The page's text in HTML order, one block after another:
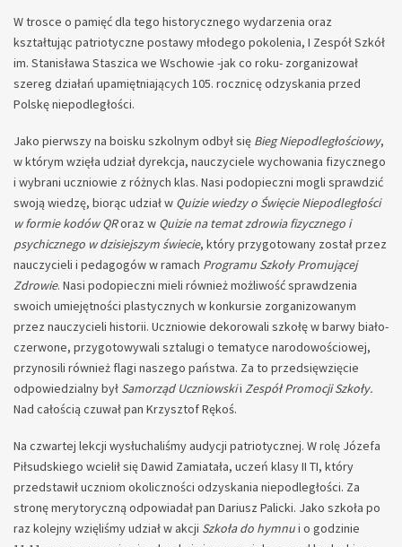
W trosce o pamięć dla tego historycznego wydarzenia oraz
kształtując patriotyczne postawy młodego pokolenia, I Zespół Szkół
im. Stanisława Staszica we Wschowie -jak co roku- zorganizował
szereg działań upamiętniających 105. rocznicę odzyskania przed
Polskę niepodległości.
Jako pierwszy na boisku szkolnym odbył się Bieg Niepodległościowy,
w którym wzięła udział dyrekcja, nauczyciele wychowania fizycznego
i wybrani uczniowie z różnych klas. Nasi podopieczni mogli sprawdzić
swoją wiedzę, biorąc udział w Quizie wiedzy o Święcie Niepodległości
w formie kodów QRoraz w Quizie na temat zdrowia fizycznego i
psychicznego w dzisiejszym świecie, który przygotowany został przez
nauczycieli i pedagogów w ramach Programu Szkoły Promującej
Zdrowie. Nasi podopieczni mieli również możliwość sprawdzenia
swoich umiejętności plastycznych w konkursie zorganizowanym
przez nauczycieli historii. Uczniowie dekorowali szkołę w barwy biało-
czerwone, przygotowywali sztalugi o tematyce narodowościowej,
przynosili również flagi naszego państwa. Za to przedsięwzięcie
odpowiedzialny był Samorząd Uczniowskii Zespół Promocji Szkoły.
Nad całością czuwał pan Krzysztof Rękoś.
Na czwartej lekcji wysłuchaliśmy audycji patriotycznej. W rolę Józefa
Piłsudskiego wcielił się Dawid Zamiatała, uczeń klasy II TI, który
przedstawił uczniom okoliczności odzyskania niepodległości. Za
stronę merytoryczną odpowiadał pan Dariusz Palicki. Jako szkoła po
raz kolejny wzięliśmy udział w akcji Szkoła do hymnui o godzinie